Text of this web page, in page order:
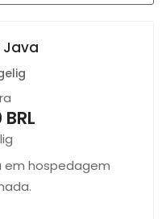
Java
em hospedagem